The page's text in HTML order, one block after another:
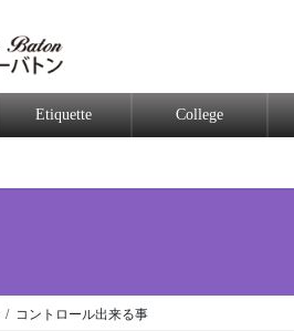
Etiquette College
コントロール出来る事